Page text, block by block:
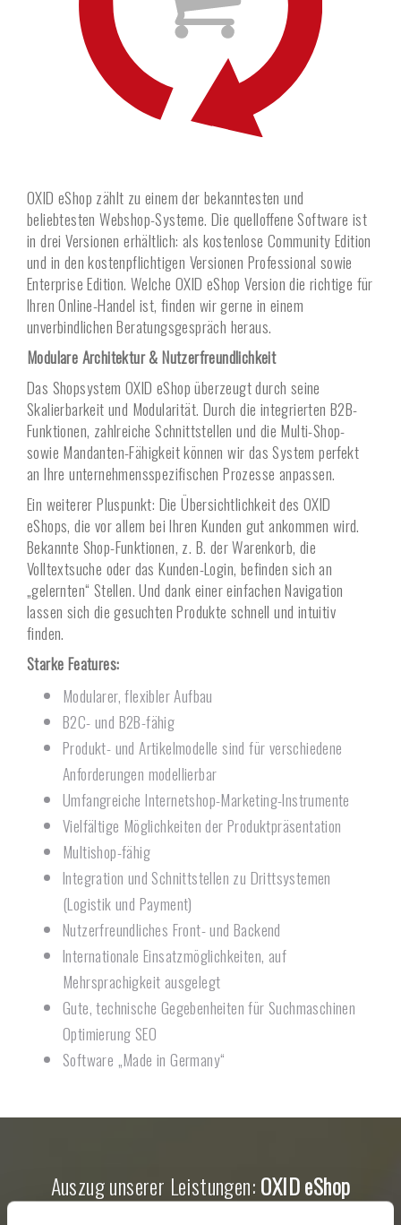
OXID eShop zählt zu einem der bekanntesten und
beliebtesten Webshop-Systeme. Die quelloffene Software ist
in drei Versionen erhältlich: als kostenlose Community Edition
und in den kostenpflichtigen Versionen Professional sowie
Enterprise Edition. Welche OXID eShop Version die richtige für
Ihren Online-Handel ist, finden wir gerne in einem
unverbindlichen Beratungs­gespräch heraus.
Modulare Architektur & Nutzerfreundlichkeit
Das Shopsystem OXID eShop überzeugt durch seine
Skalierbarkeit und Modularität. Durch die integrierten B2B-
Funktionen, zahlreiche Schnittstellen und die Multi-Shop-
sowie Mandanten-Fähigkeit können wir das System perfekt
an Ihre unternehmensspezifischen Prozesse anpassen.
Ein weiterer Pluspunkt: Die Übersichtlichkeit des OXID
eShops, die vor allem bei Ihren Kunden gut ankommen wird.
Bekannte Shop-Funktionen, z. B. der Warenkorb, die
Volltextsuche oder das Kunden-Login, befinden sich an
„gelernten“ Stellen. Und dank einer einfachen Navigation
lassen sich die gesuchten Produkte schnell und intuitiv
finden.
Starke Features:
Modularer, flexibler Aufbau
B2C- und B2B-fähig
Produkt- und Artikelmodelle sind für verschiedene
Anforderungen modellierbar
Umfangreiche Internetshop-Marketing-Instrumente
Vielfältige Möglichkeiten der Produktpräsentation
Multishop-fähig
Integration und Schnittstellen zu Drittsystemen
(Logistik und Payment)
Nutzerfreundliches Front- und Backend
Internationale Einsatzmöglichkeiten, auf
Mehrsprachigkeit ausgelegt
Gute, technische Gegebenheiten für Suchmaschinen
Optimierung SEO
Software „Made in Germany“
Auszug unserer Leistungen:OXID eShop